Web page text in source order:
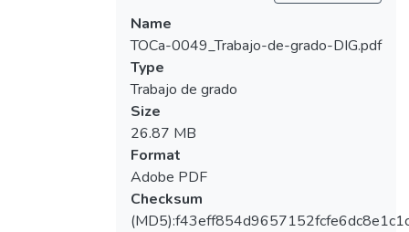
Name
TOCa-0049_Trabajo-de-grado-DIG.pdf
Type
Trabajo de grado
Size
26.87 MB
Format
Adobe PDF
Checksum